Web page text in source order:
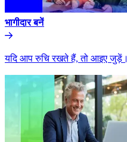
भागीदार बनें​​
यदि आप रुचि रखते हैं, तो आइए जुड़ें।​​